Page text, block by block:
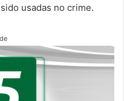
usadas no crime.